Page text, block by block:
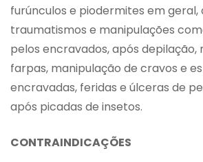
furúnculos e piodermites em geral,
traumatismos e manipulações
pelos encravados, após depilação,
farpas, manipulação de cravos e
encravadas, feridas e úlceras de
após picadas de insetos.
CONTRAINDICAÇÕES